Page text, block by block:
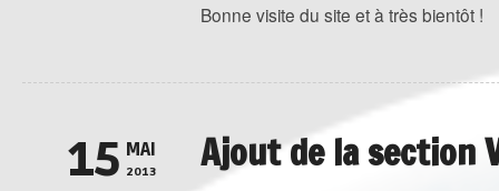
Bonne visite du site et à très bientôt !
15 MAI
2013 Ajout de la section